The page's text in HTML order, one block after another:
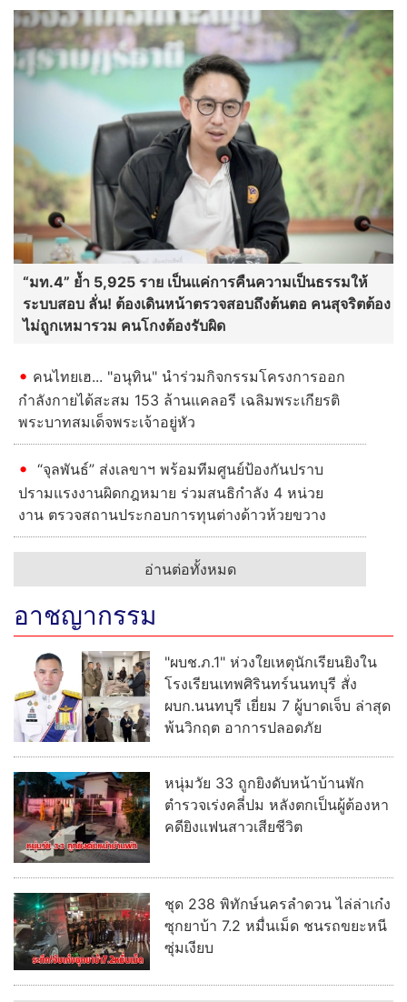
“มท.4” ย้ำ 5,925 ราย เป็นแค่การคืนความเป็นธรรมให้
ระบบสอบ ลั่น! ต้องเดินหน้าตรวจสอบถึงต้นตอ คนสุจริตต้อง
ไม่ถูกเหมารวม คนโกงต้องรับผิด
คนไทยเฮ... "อนุทิน" นำร่วมกิจกรรมโครงการออก
กำลังกายได้สะสม 153 ล้านแคลอรี เฉลิมพระเกียรติ
พระบาทสมเด็จพระเจ้าอยู่หัว
“จุลพันธ์” ส่งเลขาฯ พร้อมทีมศูนย์ป้องกันปราบ
ปรามแรงงานผิดกฎหมาย ร่วมสนธิกำลัง 4 หน่วย
งาน ตรวจสถานประกอบการทุนต่างด้าวห้วยขวาง
อ่านต่อทั้งหมด
อาชญากรรม
"ผบช.ภ.1" ห่วงใยเหตุนักเรียนยิงใน
โรงเรียนเทพศิรินทร์นนทบุรี สั่ง
ผบก.นนทบุรี เยี่ยม 7 ผู้บาดเจ็บ ล่าสุด
พ้นวิกฤต อาการปลอดภัย
หนุ่มวัย 33 ถูกยิงดับหน้าบ้านพัก
ตำรวจเร่งคลี่ปม หลังตกเป็นผู้ต้องหา
คดียิงแฟนสาวเสียชีวิต
ชุด 238 พิทักษ์นครลำดวน ไล่ล่าเก๋ง
ซุกยาบ้า 7.2 หมื่นเม็ด ชนรถขยะหนี
ซุ่มเงียบ